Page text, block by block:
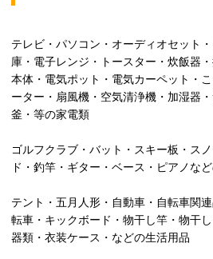
テレビ・パソコン・オーディオセット
庫・電子レンジ・トースター・炊飯器
本体・電気ポット・電気カーペット・
ーター・扇風機・空気清浄機・加湿器
釜・等の家電類
ゴルフクラブ・バット・スキー板・ス
ド・釣竿・ギター・ベース・ピアノな
テント・五月人形・自動車・自転車関
転車・キックボード・物干し竿・物干
器類・衣装ケース・などの生活用品